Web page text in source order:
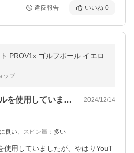
違反報告 いいね 0
PROV1x ゴルフボール イエロ
ップ
これまでは別のボールを使用していました… 2024/12/14
良い、 スピン量 ： 多い
使用していましたが、やはりYouT